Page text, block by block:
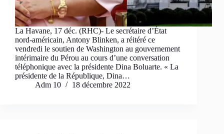
La Havane, 17 déc. (RHC)- Le secrétaire d’État
nord-américain, Antony Blinken, a réitéré ce
vendredi le soutien de Washington au gouvernement
intérimaire du Pérou au cours d’une conversation
téléphonique avec la présidente Dina Boluarte. « La
présidente de la République, Dina…
Adm 10
18 décembre 2022